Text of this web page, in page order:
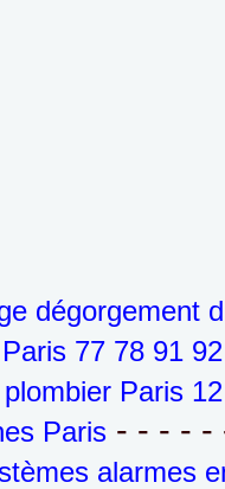
dégorgement
77 78 91
plombier Paris 12
Paris - - - -
alarmes